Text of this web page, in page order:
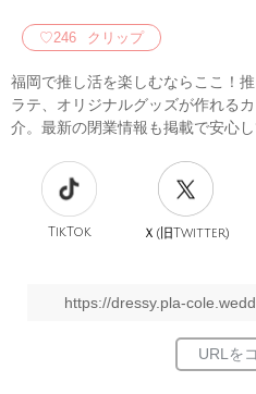
♡246 クリップ
福岡で推し活を楽しむならここ！
ラテ、オリジナルグッズが作れる
介。最新の閉業情報も掲載で安心し
TikTok Ｘ(旧Twitter)
https://dressy.pla-